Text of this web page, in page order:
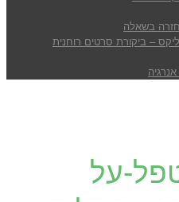
בשאלה
– ביקורת סרטים רוחנית
על